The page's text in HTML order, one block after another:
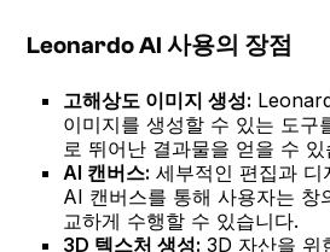
Leonardo AI 사용의 장점
고해상도 이미지 생성:
이미지를 생성할 수 있는 도구
로 뛰어난 결과물을 얻을 수 있
AI 캔버스: 세부적인 편집과 디
AI 캔버스를 통해 사용자는 창
교하게 수행할 수 있습니다.
3D 텍스처 생성: 3D 자산을 위